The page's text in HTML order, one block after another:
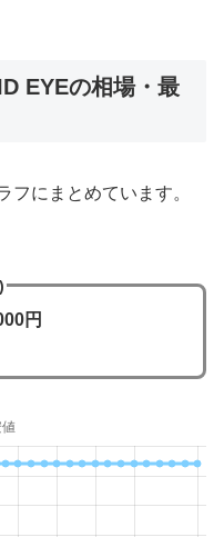
EYEの相場・最
フにまとめています。
円